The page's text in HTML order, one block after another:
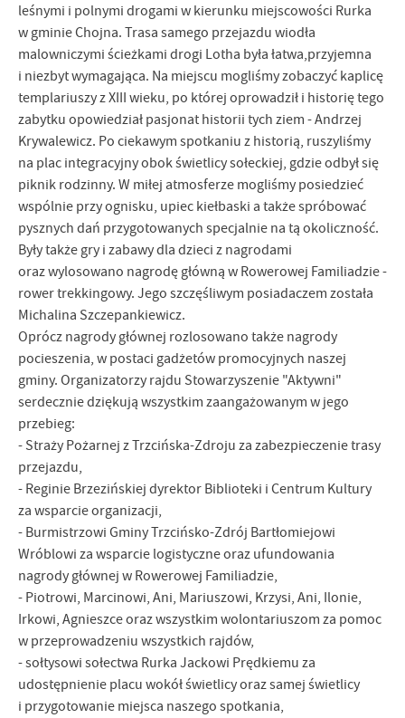
leśnymi i polnymi drogami w kierunku miejscowości Rurka
w gminie Chojna. Trasa samego przejazdu wiodła
malowniczymi ścieżkami drogi Lotha była łatwa,przyjemna
i niezbyt wymagająca. Na miejscu mogliśmy zobaczyć kaplicę
templariuszy z XIII wieku, po której oprowadził i historię tego
zabytku opowiedział pasjonat historii tych ziem - Andrzej
Krywalewicz. Po ciekawym spotkaniu z historią, ruszyliśmy
na plac integracyjny obok świetlicy sołeckiej, gdzie odbył się
piknik rodzinny. W miłej atmosferze mogliśmy posiedzieć
wspólnie przy ognisku, upiec kiełbaski a także spróbować
pysznych dań przygotowanych specjalnie na tą okoliczność.
Były także gry i zabawy dla dzieci z nagrodami
oraz wylosowano nagrodę główną w Rowerowej Familiadzie -
rower trekkingowy. Jego szczęśliwym posiadaczem została
Michalina Szczepankiewicz.
Oprócz nagrody głównej rozlosowano także nagrody
pocieszenia, w postaci gadżetów promocyjnych naszej
gminy. Organizatorzy rajdu Stowarzyszenie "Aktywni"
serdecznie dziękują wszystkim zaangażowanym w jego
przebieg:
- Straży Pożarnej z Trzcińska-Zdroju za zabezpieczenie trasy
przejazdu,
- Reginie Brzezińskiej dyrektor Biblioteki i Centrum Kultury
za wsparcie organizacji,
- Burmistrzowi Gminy Trzcińsko-Zdrój Bartłomiejowi
Wróblowi za wsparcie logistyczne oraz ufundowania
nagrody głównej w Rowerowej Familiadzie,
- Piotrowi, Marcinowi, Ani, Mariuszowi, Krzysi, Ani, Ilonie,
Irkowi, Agnieszce oraz wszystkim wolontariuszom za pomoc
w przeprowadzeniu wszystkich rajdów,
- sołtysowi sołectwa Rurka Jackowi Prędkiemu za
udostępnienie placu wokół świetlicy oraz samej świetlicy
i przygotowanie miejsca naszego spotkania,
promocyjne mogą pojawić się na stronach podmiotów trzecich lub
firm będących naszymi partnerami oraz innych dostawców usług.
Firmy te działają w charakterze pośredników prezentujących nasze
treści w postaci wiadomości, ofert, komunikatów mediów
społecznościowych.